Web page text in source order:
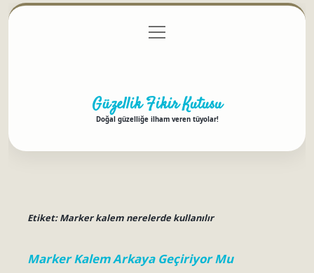
Gizlilik Politikası
menüyü
aç
Güzellik Fikir Kutusu
Doğal güzelliğe ilham veren tüyolar!
Etiket:Marker kalem nerelerde kullanılır
Marker Kalem Arkaya Geçiriyor Mu